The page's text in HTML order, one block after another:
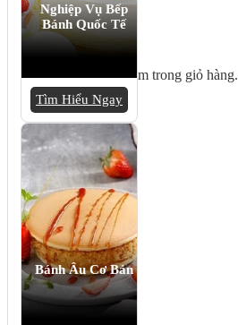
Giỏ hàng
Chưa có sản phẩm trong giỏ hàng.
Nghiệp Vụ Bếp
Bánh Quốc Tế
Tìm Hiểu Ngay
Bánh Âu Cơ Bản